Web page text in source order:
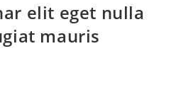
elit eget nulla
mauris